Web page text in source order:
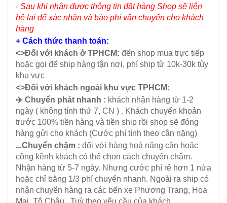
- Sau khi nhận được thông tin đặt hàng Shop sẽ liên
hệ lại để xác nhận và báo phí vận chuyển cho khách
hàng
+ Cách thức thanh toán:
<>Đối với khách ở TPHCM: đến shop mua trực tiếp
hoặc gọi để ship hàng tận nơi, phí ship từ 10k-30k tùy
khu vực
<>Đối với khách ngoài khu vực TPHCM:
✈️ Chuyển phát nhanh : khách nhận hàng từ 1-2
ngày ( không tính thứ 7, CN ) . Khách chuyển khoản
trước 100% tiền hàng và tiền ship rồi shop sẽ đóng
hàng gửi cho khách (Cước phí tính theo cân nặng)
...Chuyển chậm : đối với hàng hoá nặng cân hoặc
cồng kềnh khách có thể chọn cách chuyển chậm.
Nhận hàng từ 5-7 ngày. Nhưng cước phí rẻ hơn 1 nửa
hoặc chỉ bằng 1/3 phí chuyển nhanh. Ngoài ra ship có
nhận chuyển hàng ra các bến xe Phương Trang, Hoa